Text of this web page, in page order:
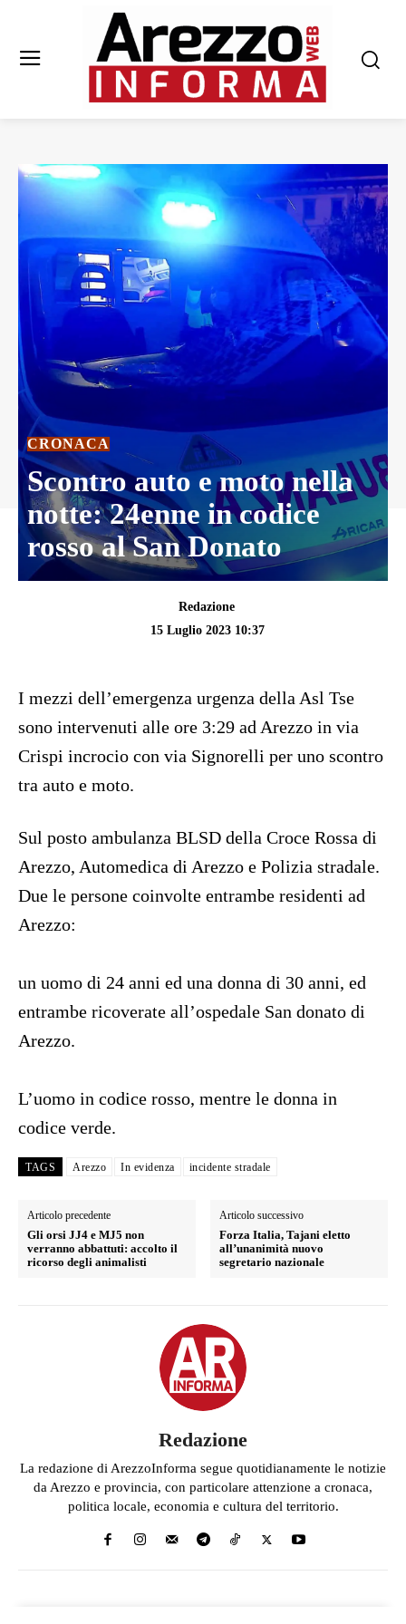
CRONACA
Scontro auto e moto nella
notte: 24enne in codice
rosso al San Donato
Redazione
15 Luglio 2023 10:37
I mezzi dell’emergenza urgenza della Asl Tse
sono intervenuti alle ore 3:29 ad Arezzo in via
Crispi incrocio con via Signorelli per uno scontro
tra auto e moto.
Sul posto ambulanza BLSD della Croce Rossa di
Arezzo, Automedica di Arezzo e Polizia stradale.
Due le persone coinvolte entrambe residenti ad
Arezzo:
un uomo di 24 anni ed una donna di 30 anni, ed
entrambe ricoverate all’ospedale San donato di
Arezzo.
L’uomo in codice rosso, mentre le donna in
codice verde.
TAGS Arezzo In evidenza incidente stradale
Articolo precedente
Gli orsi JJ4 e MJ5 non
verranno abbattuti: accolto il
ricorso degli animalisti
Articolo successivo
Forza Italia, Tajani eletto
all’unanimità nuovo
segretario nazionale
Redazione
La redazione di ArezzoInforma segue quotidianamente le notizie
da Arezzo e provincia, con particolare attenzione a cronaca,
politica locale, economia e cultura del territorio.